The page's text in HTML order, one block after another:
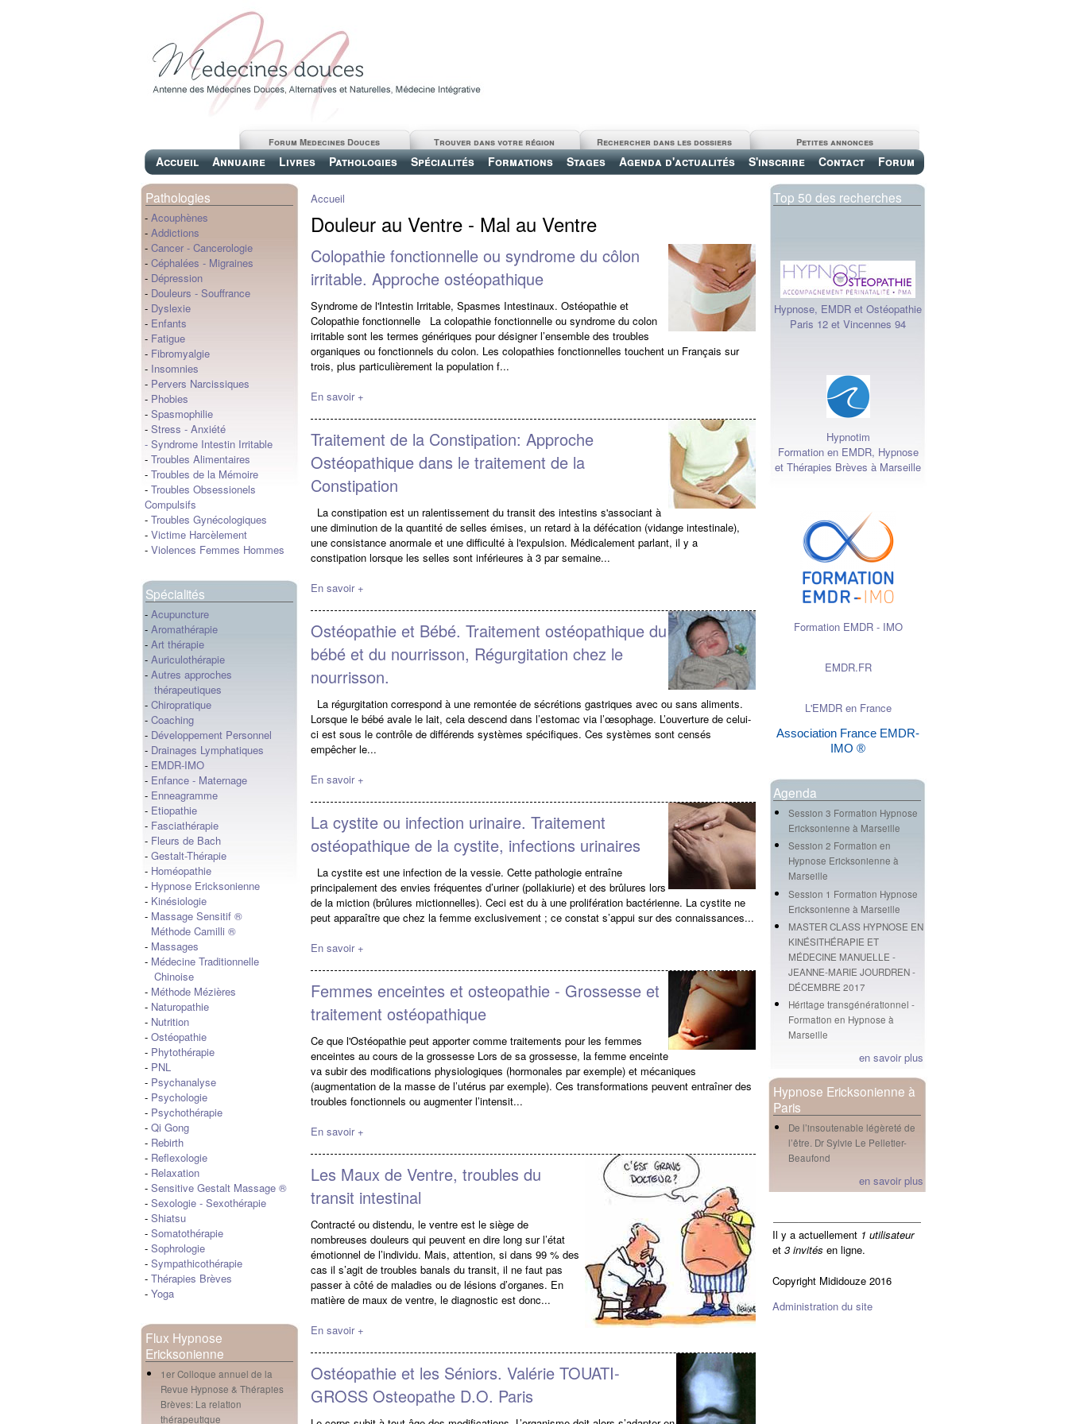
Accueil Annuaire Livres Pathologies Spécialités Formations Stages Agenda d'actualités S'inscrire Contact Forum
Petites annonces
Rechercher dans les dossiers
Trouver dans votre région
Forum Medecines Douces
Pathologies
- Acouphènes
- Addictions
- Cancer - Cancerologie
- Céphalées - Migraines
- Dépression
- Douleurs - Souffrance
- Dyslexie
- Enfants
- Fatigue
- Fibromyalgie
- Insomnies
- Pervers Narcissiques
- Phobies
- Spasmophilie
- Stress - Anxiété
- Syndrome Intestin Irritable
- Troubles Alimentaires
- Troubles de la Mémoire
- Troubles Obsessionels
Compulsifs
- Troubles Gynécologiques
- Victime Harcèlement
- Violences Femmes Hommes
Spécialités
- Acupuncture
- Aromathérapie
- Art thérapie
- Auriculothérapie
- Autres approches
thérapeutiques
- Chiropratique
- Coaching
- Développement Personnel
- Drainages Lymphatiques
- EMDR-IMO
- Enfance - Maternage
- Enneagramme
- Etiopathie
- Fasciathérapie
- Fleurs de Bach
- Gestalt-Thérapie
- Homéopathie
- Hypnose Ericksonienne
- Kinésiologie
- Massage Sensitif ®
Méthode Camilli ®
- Massages
- Médecine Traditionnelle
Chinoise
- Méthode Mézières
- Naturopathie
- Nutrition
- Ostéopathie
- Phytothérapie
- PNL
- Psychanalyse
- Psychologie
- Psychothérapie
- Qi Gong
- Rebirth
- Reflexologie
- Relaxation
- Sensitive Gestalt Massage ®
- Sexologie - Sexothérapie
- Shiatsu
- Somatothérapie
- Sophrologie
- Sympathicothérapie
- Thérapies Brèves
- Yoga
Flux Hypnose
Ericksonienne
1er Colloque annuel de la
Revue Hypnose & Thérapies
Brèves: La relation
thérapeutique
Accueil
Douleur au Ventre - Mal au Ventre
Colopathie fonctionnelle ou syndrome du côlon
irritable. Approche ostéopathique
Syndrome de l'Intestin Irritable, Spasmes Intestinaux. Ostéopathie et
Colopathie fonctionnelle La colopathie fonctionnelle ou syndrome du colon
irritable sont les termes génériques pour désigner l’ensemble des troubles
organiques ou fonctionnels du colon. Les colopathies fonctionnelles touchent un Français sur
trois, plus particulièrement la population f...
En savoir +
Traitement de la Constipation: Approche
Ostéopathique dans le traitement de la
Constipation
La constipation est un ralentissement du transit des intestins s'associant à
une diminution de la quantité de selles émises, un retard à la défécation (vidange intestinale),
une consistance anormale et une difficulté à l'expulsion. Médicalement parlant, il y a
constipation lorsque les selles sont inférieures à 3 par semaine...
En savoir +
Ostéopathie et Bébé. Traitement ostéopathique du
bébé et du nourrisson, Régurgitation chez le
nourrisson.
La régurgitation correspond à une remontée de sécrétions gastriques avec ou sans aliments.
Lorsque le bébé avale le lait, cela descend dans l’estomac via l’œsophage. L’ouverture de celui-
ci est sous le contrôle de différends systèmes spécifiques. Ces systèmes sont censés
empêcher le...
En savoir +
La cystite ou infection urinaire. Traitement
ostéopathique de la cystite, infections urinaires
La cystite est une infection de la vessie. Cette pathologie entraîne
principalement des envies fréquentes d’uriner (pollakiurie) et des brûlures lors
de la miction (brûlures mictionnelles). Ceci est du à une prolifération bactérienne. La cystite ne
peut apparaître que chez la femme exclusivement ; ce constat s’appui sur des connaissances...
En savoir +
Femmes enceintes et osteopathie - Grossesse et
traitement ostéopathique
Ce que l'Ostéopathie peut apporter comme traitements pour les femmes
enceintes au cours de la grossesse Lors de sa grossesse, la femme enceinte
va subir des modifications physiologiques (hormonales par exemple) et mécaniques
(augmentation de la masse de l’utérus par exemple). Ces transformations peuvent entraîner des
troubles fonctionnels ou augmenter l’intensit...
En savoir +
Les Maux de Ventre, troubles du
transit intestinal
Contracté ou distendu, le ventre est le siège de
nombreuses douleurs qui peuvent en dire long sur l’état
émotionnel de l’individu. Mais, attention, si dans 99 % des
cas il s’agit de troubles banals du transit, il ne faut pas
passer à côté de maladies ou de lésions d’organes. En
matière de maux de ventre, le diagnostic est donc...
En savoir +
Ostéopathie et les Séniors. Valérie TOUATI-
GROSS Osteopathe D.O. Paris
Top 50 des recherches
Hypnose, EMDR et Ostéopathie
Paris 12 et Vincennes 94
Hypnotim
Formation en EMDR, Hypnose
et Thérapies Brèves à Marseille
Formation EMDR - IMO
EMDR.FR
L'EMDR en France
Association France EMDR-
IMO ®
Agenda
Session 3 Formation Hypnose
Ericksonienne à Marseille
Session 2 Formation en
Hypnose Ericksonienne à
Marseille
Session 1 Formation Hypnose
Ericksonienne à Marseille
MASTER CLASS HYPNOSE EN
KINÉSITHÉRAPIE ET
MÉDECINE MANUELLE -
JEANNE-MARIE JOURDREN -
DÉCEMBRE 2017
Héritage transgénérationnel -
Formation en Hypnose à
Marseille
en savoir plus
Hypnose Ericksonienne à
Paris
De l’insoutenable légèreté de
l’être. Dr Sylvie Le Pelletier-
Beaufond
en savoir plus
Il y a actuellement 1 utilisateur
et 3 invités en ligne.
Copyright Mididouze 2016
Administration du site